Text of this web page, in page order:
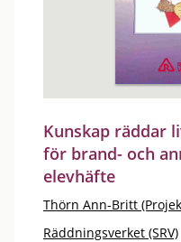
Kunskap räddar
för brand- och
elevhäfte
Thörn Ann-Britt
Räddningsverket (SRV)